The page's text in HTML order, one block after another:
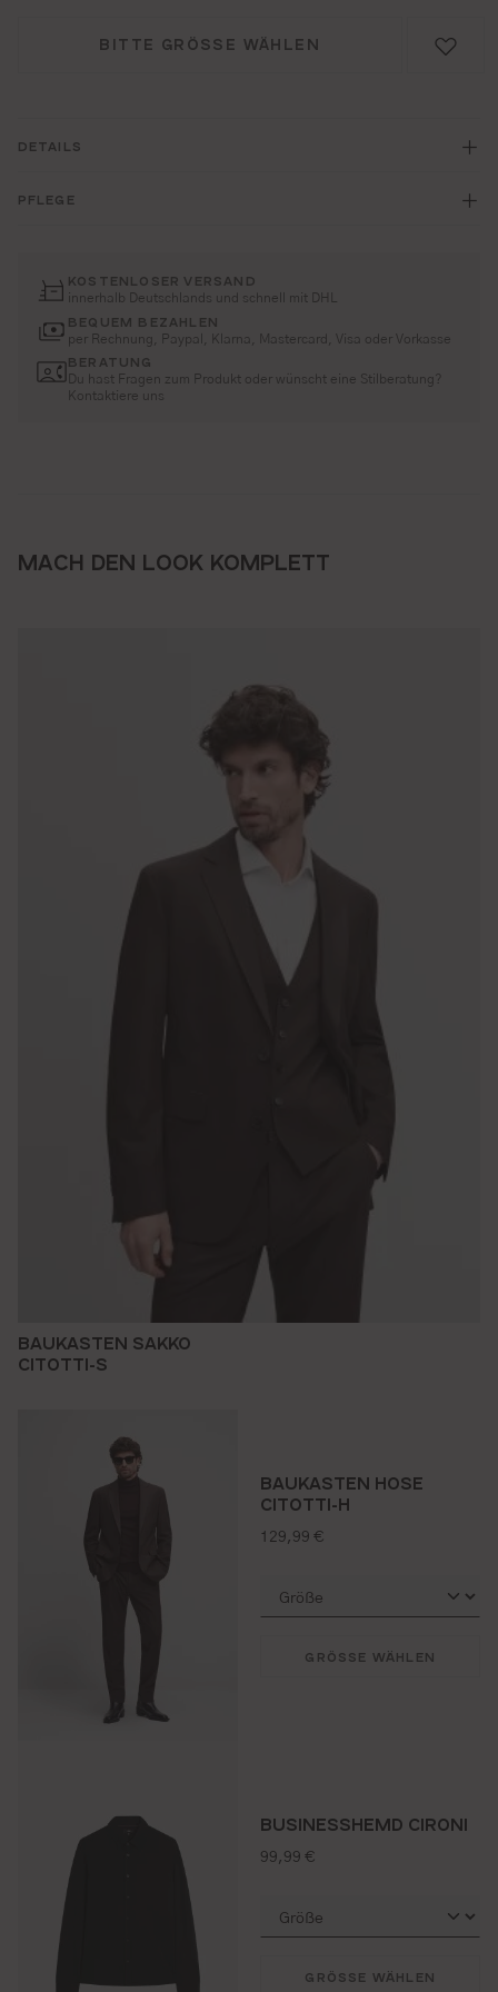
BITTE GRÖSSE WÄHLEN
DETAILS
PFLEGE
KOSTENLOSER VERSAND
innerhalb Deutschlands und schnell mit DHL
BEQUEM BEZAHLEN
per Rechnung, Paypal, Klarna, Mastercard, Visa oder Vorkasse
BERATUNG
Du hast Fragen zum Produkt oder wünscht eine Stilberatung?
Kontaktiere uns
MACH DEN LOOK KOMPLETT
BAUKASTEN SAKKO
CITOTTI-S
BAUKASTEN HOSE
CITOTTI-H
regulärer preis:
129,99 €
GRÖSSE WÄHLEN
BUSINESSHEMD CIRONI
regulärer preis:
99,99 €
GRÖSSE WÄHLEN